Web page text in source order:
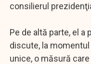
consilierul
Pe de altă parte, el
discute, la
unice, o măsură